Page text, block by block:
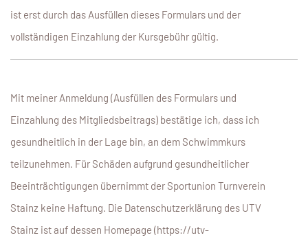
ist erst durch das Ausfüllen dieses Formulars und der
vollständigen Einzahlung der Kursgebühr gültig.
Mit meiner Anmeldung (Ausfüllen des Formulars und
Einzahlung des Mitgliedsbeitrags) bestätige ich, dass ich
gesundheitlich in der Lage bin, an dem Schwimmkurs
teilzunehmen. Für Schäden aufgrund gesundheitlicher
Beeinträchtigungen übernimmt der Sportunion Turnverein
Stainz keine Haftung. Die Datenschutzerklärung des UTV
Stainz ist auf dessen Homepage (https://utv-